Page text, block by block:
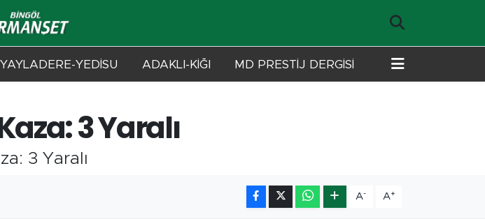
YAYLADERE-YEDİSU ADAKLI-KİĞI MD PRESTİJ DERGİSİ
3 Yaralı
3 Yaralı
A- A+